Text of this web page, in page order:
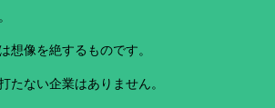
想像を絶するものです。
たない企業はありません。